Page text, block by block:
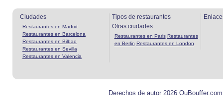
Ciudades
Restaurantes en Madrid
Restaurantes en Barcelona
Restaurantes en Bilbao
Restaurantes en Sevilla
Restaurantes en Valencia
Tipos de restaurantes
Otras ciudades
Restaurantes en Paris Restaurantes
en Berlin Restaurantes en London
Derechos de autor 2026